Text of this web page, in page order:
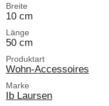
Breite
10 cm
Länge
50 cm
Produktart
Wohn-Accessoires
Marke
Ib Laursen